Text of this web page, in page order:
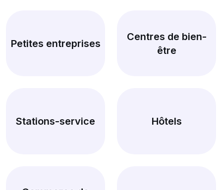
Petites entreprises
Centres de bien-
être
Stations-service Hôtels